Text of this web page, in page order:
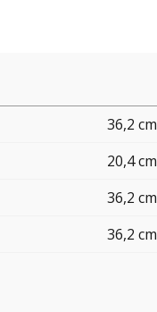
36,2 cm
20,4 cm
36,2 cm
36,2 cm